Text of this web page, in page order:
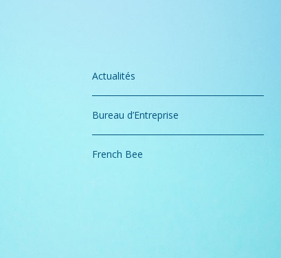
Actualités
Bureau d’Entreprise
French Bee